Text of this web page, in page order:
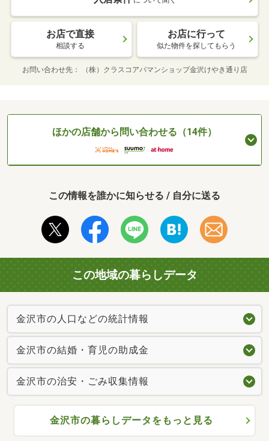
お店で直接
相談する
お店に行って
似た物件を探してもらう
お問い合わせ先 （株）クラスコアパマンショップ金沢けやき通り店
ほかの店舗から問い合わせる（14件）
この情報を誰かに知らせる / 自分に送る
この地域の暮らしデータ
金沢市の人口などの統計情報
金沢市の結婚・育児の助成金
金沢市の治安・ごみ収集情報
金沢市の暮らしデータをもっと見る